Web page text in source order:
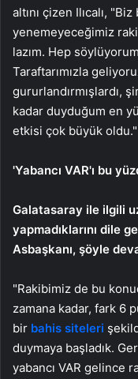
altını çizen Ilıcalı,
yenemeyeceğimiz
lazım. Hep
Taraftarımızla
gururlandırmışlardı,
kadar duyduğum en
etkisi çok büyük
'Yabancı VAR'ı bu
Galatasaray ile ilgili
yapmadıklarını dile
Asbaşkanı, şöyle
"Rakibimiz de bu
zamana kadar, fark 6
bir bahis siteleri
duymaya başladık.
yabancı VAR gelince